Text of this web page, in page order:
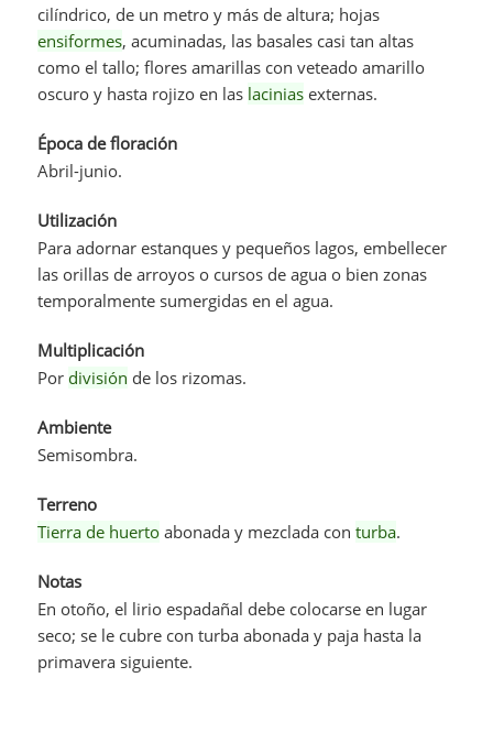
cilíndrico, de un metro y más de altura; hojas
ensiformes, acuminadas, las basales casi tan altas
como el tallo; flores amarillas con veteado amarillo
oscuro y hasta rojizo en las lacinias externas.
Época de floración
Abril-junio.
Utilización
Para adornar estanques y pequeños lagos, embellecer
las orillas de arroyos o cursos de agua o bien zonas
temporalmente sumergidas en el agua.
Multiplicación
Por división de los rizomas.
Ambiente
Semisombra.
Terreno
Tierra de huerto abonada y mezclada conturba.
Notas
En otoño, el lirio espadañal debe colocarse en lugar
seco; se le cubre con turba abonada y paja hasta la
primavera siguiente.